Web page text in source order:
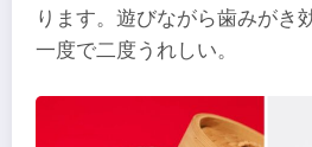
ります。遊びながら歯みがき
一度で二度うれしい。